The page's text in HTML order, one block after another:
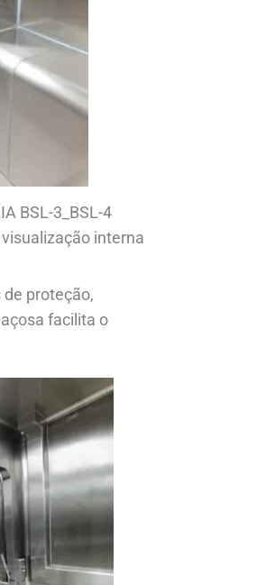
BSL-3_BSL-4
interna
proteção,
facilita o